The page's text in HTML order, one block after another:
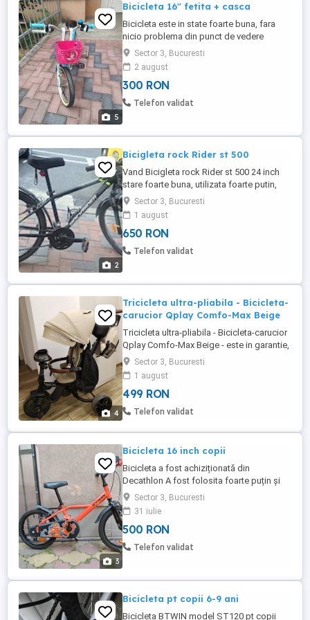
5
Bicicleta 16" fetita + casca
Bicicleta este in state foarte buna, fara
nicio problema din punct de vedere
tehnic, doar urme normale de utilizare. Se
ofera si o casca de protectie. Se vinde
exact ca in poze. 300ron (negociabil)
Sector 3, Bucuresti
2 august
300 RON
Telefon validat
2
Bicigleta rock Rider st 500
Vand Bicigleta rock Rider st 500 24 inch
stare foarte buna, utilizata foarte putin,
suport bidon apa + protectie şa.
Sector 3, Bucuresti
1 august
650 RON
Telefon validat
4
Tricicleta ultra-pliabila - Bicicleta-
carucior Qplay Comfo-Max Beige
Tricicleta ultra-pliabila - Bicicleta-carucior
Qplay Comfo-Max Beige - este in garantie,
am cumparat-o noua, in mai 2026; - este
ca noua, folosita de 2 ori, este foarte ok si
confortabila, insa fetitei ii place mai mult
in brate ; - bonus: rucsac, asortat la
culoare cu tricicleta. QPLAY Comfo Max
Sector 3, Bucuresti
1 august
499 RON
Telefon validat
3
Bicicleta 16 inch copii
Bicicleta a fost achiziționată din
Decathlon A fost folosita foarte puțin și
arata impecabil
Sector 3, Bucuresti
31 iulie
500 RON
Telefon validat
Bicicleta pt copii 6-9 ani
Bicicleta BTWIN model ST120 pt copii